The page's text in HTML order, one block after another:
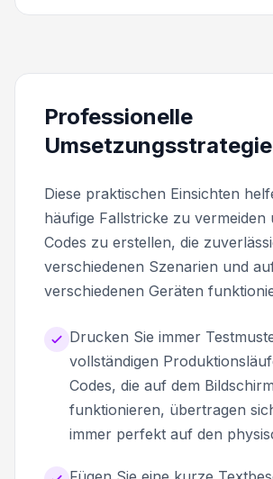
Professionelle
Diese praktischen Einsichten
häufige Fallstricke zu vermeiden
Codes zu erstellen, die
verschiedenen Szenarien und
verschiedenen Geräten
Drucken Sie immer
vollständigen
Codes, die auf dem Bildschirm
funktionieren, übertragen
immer perfekt auf den